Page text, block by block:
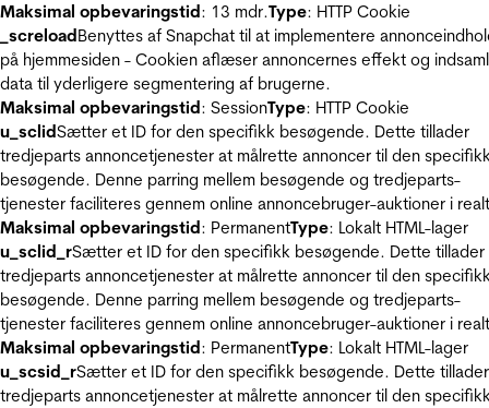
Maksimal opbevaringstid: 13 mdr.Type: HTTP Cookie
_screloadBenyttes af Snapchat til at implementere
på hjemmesiden - Cookien aflæser annoncernes effekt og
data til yderligere segmentering af brugerne.
Maksimal opbevaringstid: SessionType: HTTP Cookie
u_sclidSætter et ID for den specifikk besøgende. Dette tillader
tredjeparts annoncetjenester at målrette annoncer til den
besøgende. Denne parring mellem besøgende og tredjeparts-
tjenester faciliteres gennem online annoncebruger-auktioner i
Maksimal opbevaringstid: PermanentType: Lokalt HTML-lager
u_sclid_rSætter et ID for den specifikk besøgende. Dette tillader
tredjeparts annoncetjenester at målrette annoncer til den
besøgende. Denne parring mellem besøgende og tredjeparts-
tjenester faciliteres gennem online annoncebruger-auktioner i
Maksimal opbevaringstid: PermanentType: Lokalt HTML-lager
u_scsid_rSætter et ID for den specifikk besøgende. Dette tillader
tredjeparts annoncetjenester at målrette annoncer til den